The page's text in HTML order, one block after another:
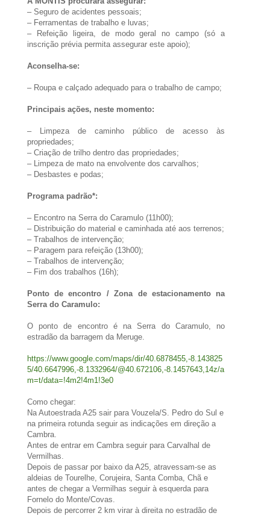
– Seguro de acidentes pessoais;
– Ferramentas de trabalho e luvas;
– Refeição ligeira, de modo geral no campo (só a
inscrição prévia permita assegurar este apoio);
Aconselha-se:
– Roupa e calçado adequado para o trabalho de campo;
Principais ações, neste momento:
– Limpeza de caminho público de acesso às
propriedades;
– Criação de trilho dentro das propriedades;
– Limpeza de mato na envolvente dos carvalhos;
– Desbastes e podas;
Programa padrão*:
– Encontro na Serra do Caramulo (11h00);
– Distribuição do material e caminhada até aos terrenos;
– Trabalhos de intervenção;
– Paragem para refeição (13h00);
– Trabalhos de intervenção;
– Fim dos trabalhos (16h);
Ponto de encontro / Zona de estacionamento na
Serra do Caramulo:
O ponto de encontro é na Serra do Caramulo, no
estradão da barragem da Meruge.
https://www.google.com/maps/dir/40.6878455,-8.143825
5/40.6647996,-8.1332964/@40.672106,-8.1457643,14z/a
m=t/data=!4m2!4m1!3e0
Como chegar:
Na Autoestrada A25 sair para Vouzela/S. Pedro do Sul e
na primeira rotunda seguir as indicações em direção a
Cambra.
Antes de entrar em Cambra seguir para Carvalhal de
Vermilhas.
Depois de passar por baixo da A25, atravessam-se as
aldeias de Tourelhe, Corujeira, Santa Comba, Chã e
antes de chegar a Vermilhas seguir à esquerda para
Fornelo do Monte/Covas.
Depois de percorrer 2 km virar à direita no estradão de